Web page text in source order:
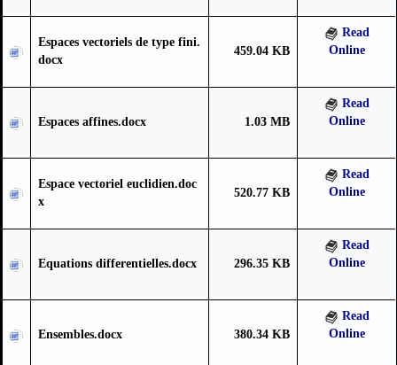
Espaces vectoriels de type fini.
docx
459.04 KB
Read
Online
Espaces affines.docx 1.03 MB
Read
Online
Espace vectoriel euclidien.doc
x
520.77 KB
Read
Online
Equations differentielles.docx 296.35 KB
Read
Online
Ensembles.docx 380.34 KB
Read
Online